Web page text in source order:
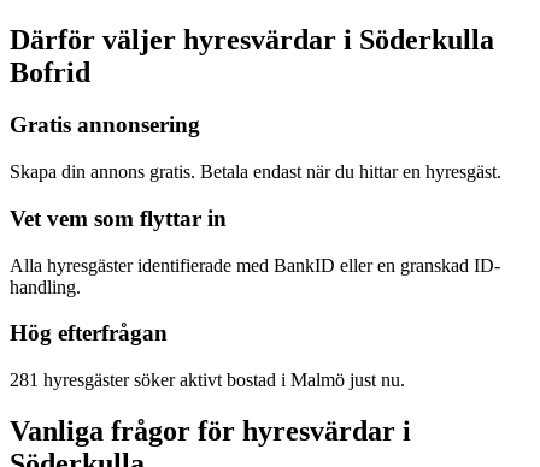
Därför väljer hyresvärdar i Söderkulla
Bofrid
Gratis annonsering
Skapa din annons gratis. Betala endast när du hittar en hyresgäst.
Vet vem som flyttar in
Alla hyresgäster identifierade med BankID eller en granskad ID-
handling.
Hög efterfrågan
281 hyresgäster söker aktivt bostad i Malmö just nu.
Vanliga frågor för hyresvärdar i